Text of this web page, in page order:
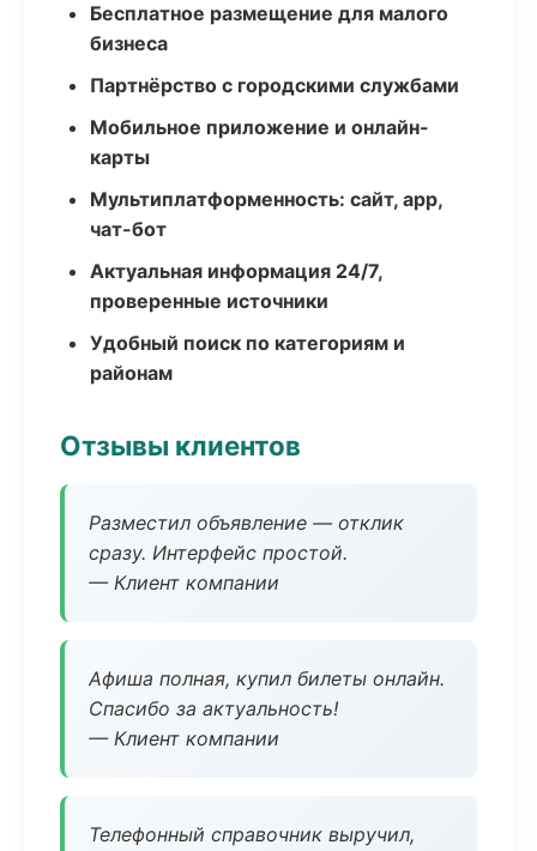
Бесплатное размещение для малого
бизнеса
Партнёрство с городскими службами
Мобильное приложение и онлайн-
карты
Мультиплатформенность: сайт, app,
чат-бот
Актуальная информация 24/7,
проверенные источники
Удобный поиск по категориям и
районам
Отзывы клиентов
Разместил объявление — отклик
сразу. Интерфейс простой.
— Клиент компании
Афиша полная, купил билеты онлайн.
Спасибо за актуальность!
— Клиент компании
Телефонный справочник выручил,